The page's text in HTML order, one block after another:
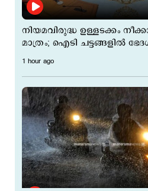
നിയമവിരുദ്ധ ഉള്ളടക്കം
മാത്രം; ഐടി ചട്ടങ്ങളിൽ
1 hour ago